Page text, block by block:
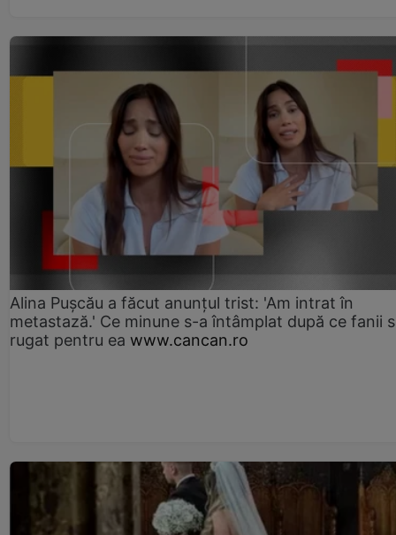
Alina Pușcău a făcut anunțul trist: 'Am intrat în
metastază.' Ce minune s-a întâmplat după ce fanii
rugat pentru ea www.cancan.ro